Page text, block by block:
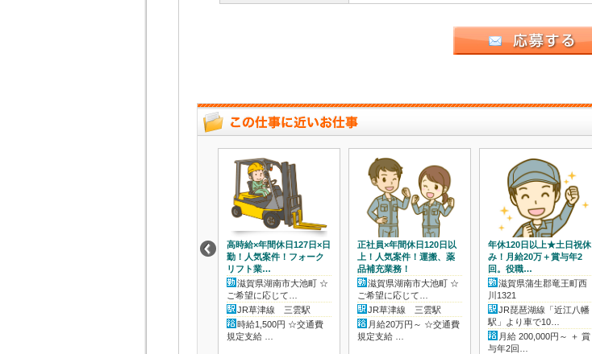
高時給×年間休日127日×日
勤！人気案件！フォーク
リフト業…
滋賀県湖南市大池町 ☆
ご希望に応じて…
JR草津線 三雲駅
時給1,500円 ☆交通費
規定支給 …
正社員×年間休日120日以
上！人気案件！運搬、薬
品補充業務！
滋賀県湖南市大池町 ☆
ご希望に応じて…
JR草津線 三雲駅
月給20万円～ ☆交通費
規定支給 …
年休120日以上★土日祝休
み！月給20万＋賞与年2
回。役職…
滋賀県蒲生郡竜王町西
川1321
JR琵琶湖線「近江八幡
駅」より車で10…
月給 200,000円～ ＋ 賞
与年2回…